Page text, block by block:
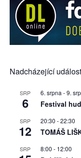
Nadcházející
SRP
6
6. srpna-9.
Festival
SRP
12
20:30 -22:30
TOMÁŠ
SRP 8:00 - 12:00